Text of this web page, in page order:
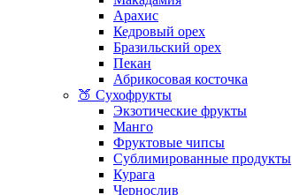
Арахис
Кедровый орех
Бразильский орех
Пекан
Абрикосовая косточка
🍑 Сухофрукты
Экзотические фрукты
Манго
Фруктовые чипсы
Сублимированные продукты
Курага
Чернослив